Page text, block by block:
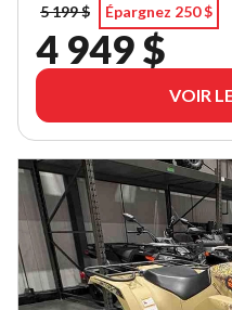
5 199 $
Épargnez 250 $
4 949 $
VOIR